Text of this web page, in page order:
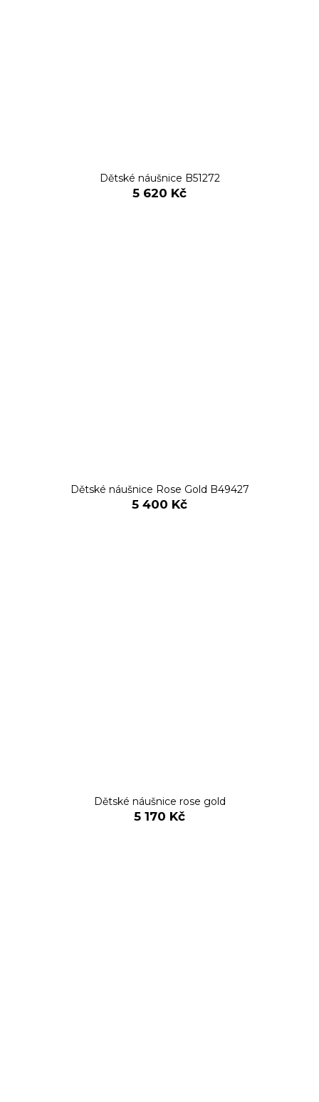
Dětské náušnice B51272
5 620 Kč
Dětské náušnice Rose Gold B49427
5 400 Kč
Dětské náušnice rose gold
5 170 Kč